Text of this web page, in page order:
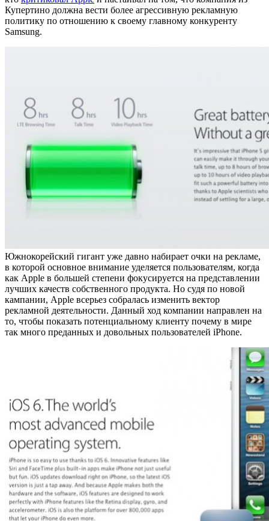
Купертино должна вести более агрессивную рекламную
политику по отношению к своему главному конкуренту
Samsung.
Южнокорейский гигант уже давно набирает очки на рекламе,
в которой основное внимание уделяется пользователям, когда
как Apple в большей степени фокусируется на представлении
лучших качеств собственного продукта. Но судя по новой
кампании, Apple всерьез собралась изменить вектор
рекламной деятельности. Данный ход компании направлен на
то, чтобы показать потенциальному клиенту почему в мире
так много преданных и довольных пользователей iPhone.